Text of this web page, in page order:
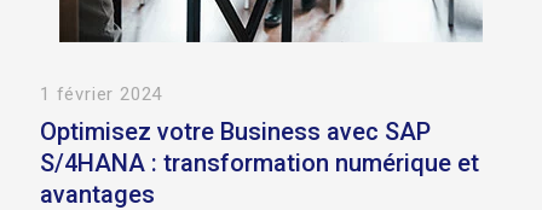
1 février 2024
Optimisez votre Business avec SAP
S/4HANA : transformation numérique et
avantages